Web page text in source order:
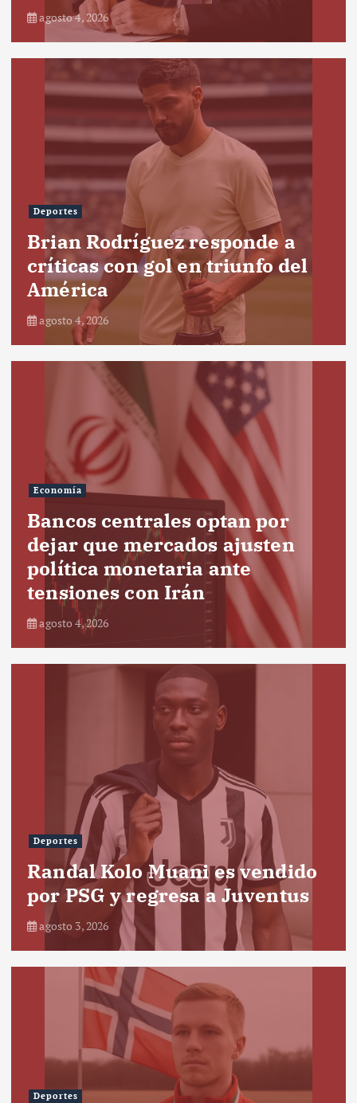
agosto 4, 2026
Deportes
Brian Rodríguez responde a
críticas con gol en triunfo del
América
agosto 4, 2026
Economía
Bancos centrales optan por
dejar que mercados ajusten
política monetaria ante
tensiones con Irán
agosto 4, 2026
Deportes
Randal Kolo Muani es vendido
por PSG y regresa a Juventus
agosto 3, 2026
Deportes